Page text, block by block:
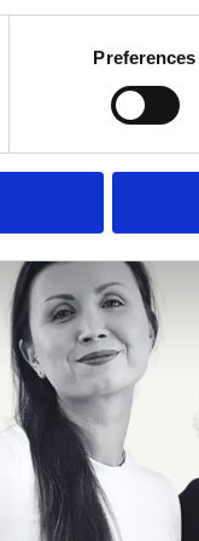
Preferences
agencji